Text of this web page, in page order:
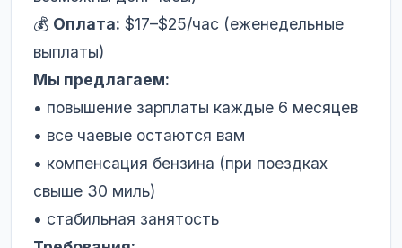
💰 Оплата: $17–$25/час (еженедельные
выплаты)
Мы предлагаем:
• повышение зарплаты каждые 6 месяцев
• все чаевые остаются вам
• компенсация бензина (при поездках
свыше 30 миль)
• стабильная занятость